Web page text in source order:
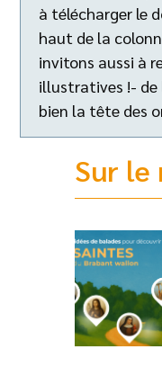
à télécharger le
haut de la
invitons aussi à
illustratives !- de
bien la tête des
Sur le